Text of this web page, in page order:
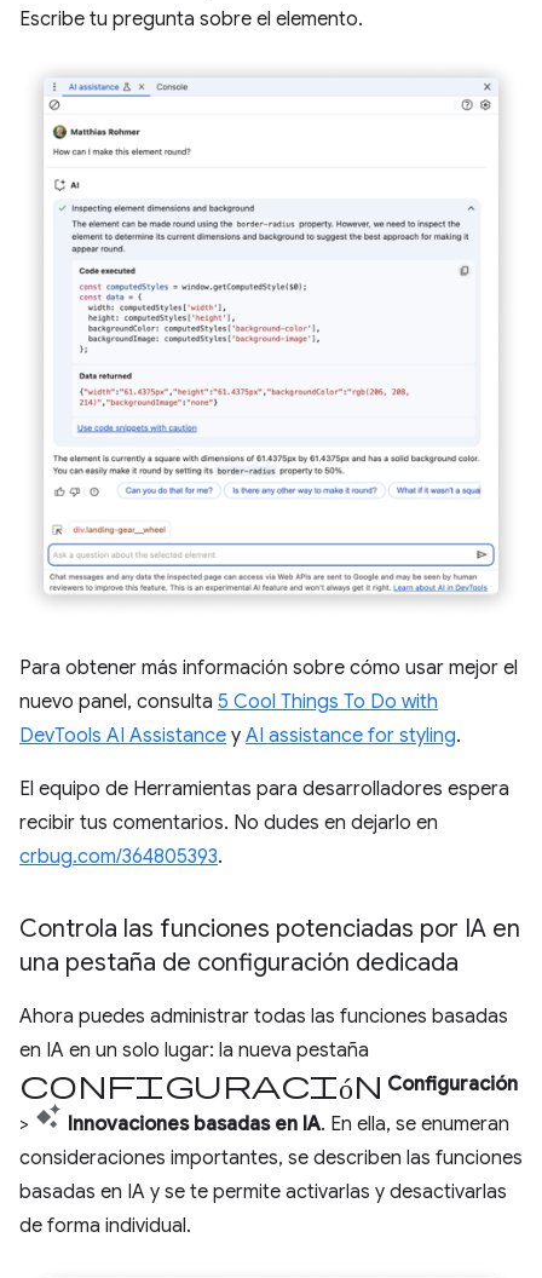
Escribe tu pregunta sobre el elemento.
Para obtener más información sobre cómo usar mejor el
nuevo panel, consulta 5 Cool Things To Do with
DevTools AI Assistance y AI assistance for styling.
El equipo de Herramientas para desarrolladores espera
recibir tus comentarios. No dudes en dejarlo en
crbug.com/364805393.
Controla las funciones potenciadas por IA en
una pestaña de configuración dedicada
Ahora puedes administrar todas las funciones basadas
en IA en un solo lugar: la nueva pestaña
configuración Configuración
>
Innovaciones basadas en IA. En ella, se enumeran
consideraciones importantes, se describen las funciones
basadas en IA y se te permite activarlas y desactivarlas
de forma individual.